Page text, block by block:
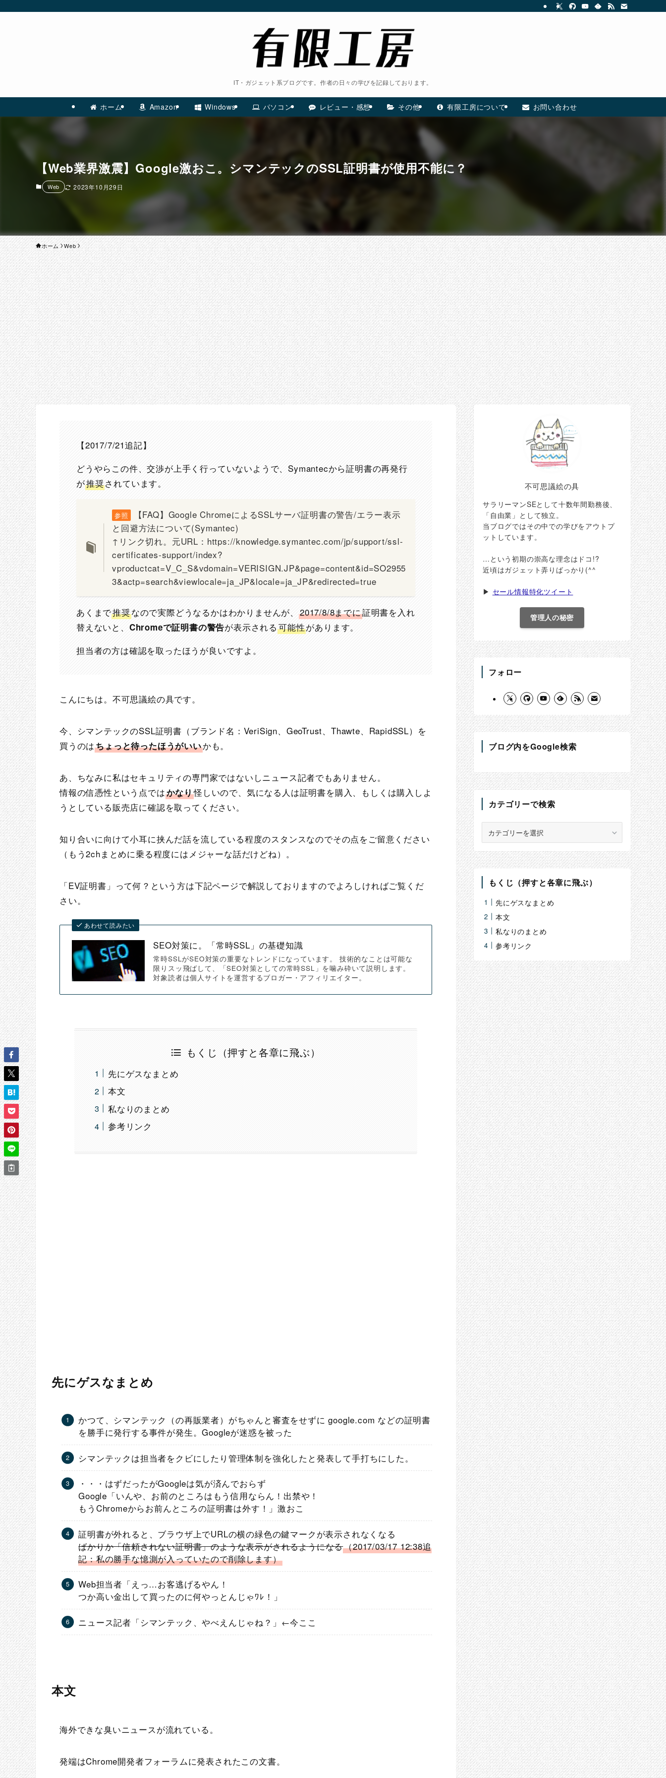
IT・ガジェット系ブログです。作者の日々の学びを記録しております。
ホーム Amazon Windows パソコン レビュー・感想 その他 有限工房について お問い合わせ
【Web業界激震】Google激おこ。シマンテックのSSL証明書が使用不能に？
Web 2023年10月29日
ホーム Web
【2017/7/21追記】
どうやらこの件、交渉が上手く行っていないようで、Symantecから証明書の再発行
が推奨されています。
参照 【FAQ】Google ChromeによるSSLサーバ証明書の警告/エラー表示
と回避方法について(Symantec)
↑リンク切れ。元URL：https://knowledge.symantec.com/jp/support/ssl-
certificates-support/index?
vproductcat=V_C_S&vdomain=VERISIGN.JP&page=content&id=SO2955
3&actp=search&viewlocale=ja_JP&locale=ja_JP&redirected=true
あくまで推奨なので実際どうなるかはわかりませんが、2017/8/8までに証明書を入れ
替えないと、 Chromeで証明書の警告が表示される可能性があります。
担当者の方は確認を取ったほうが良いですよ。
こんにちは。不可思議絵の具です。
今、シマンテックのSSL証明書（ブランド名：VeriSign、GeoTrust、Thawte、RapidSSL）を
買うのはちょっと待ったほうがいいかも。
あ、ちなみに私はセキュリティの専門家ではないしニュース記者でもありません。
情報の信憑性という点ではかなり怪しいので、気になる人は証明書を購入、もしくは購入しよ
うとしている販売店に確認を取ってください。
知り合いに向けて小耳に挟んだ話を流している程度のスタンスなのでその点をご留意ください
（もう2chまとめに乗る程度にはメジャーな話だけどね）。
「EV証明書」って何？という方は下記ページで解説しておりますのでよろしければご覧くだ
さい。
あわせて読みたい
SEO対策に。「常時SSL」の基礎知識
常時SSLがSEO対策の重要なトレンドになっています。 技術的なことは可能な
限りスッ飛ばして、「SEO対策としての常時SSL」を噛み砕いて説明します。
対象読者は個人サイトを運営するブロガー・アフィリエイター。
もくじ（押すと各章に飛ぶ）
先にゲスなまとめ
本文
私なりのまとめ
参考リンク
先にゲスなまとめ
かつて、シマンテック（の再販業者）がちゃんと審査をせずに google.com などの証明書
を勝手に発行する事件が発生。Googleが迷惑を被った
シマンテックは担当者をクビにしたり管理体制を強化したと発表して手打ちにした。
・・・はずだったがGoogleは気が済んでおらず
Google「いんや、お前のところはもう信用ならん！出禁や！
もうChromeからお前んところの証明書は外す！」激おこ
証明書が外れると、ブラウザ上でURLの横の緑色の鍵マークが表示されなくなる
ばかりか「信頼されない証明書」のような表示がされるようになる（2017/03/17 12:38追
記：私の勝手な憶測が入っていたので削除します）
Web担当者「えっ…お客逃げるやん！
つか高い金出して買ったのに何やっとんじゃﾜﾚ！」
ニュース記者「シマンテック、やべえんじゃね？」←今ここ
本文
海外できな臭いニュースが流れている。
発端はChrome開発者フォーラムに発表されたこの文書。
不可思議絵の具
サラリーマンSEとして十数年間勤務後、
「自由業」として独立。
当ブログではその中での学びをアウトプ
ットしています。
…という初期の崇高な理念はドコ!?
近頃はガジェット弄りばっかり(^^ゞ
▶ セール情報特化ツイート
管理人の秘密
フォロー
ブログ内をGoogle検索
カテゴリーで検索
リ
ー
索
もくじ（押すと各章に飛ぶ）
先にゲスなまとめ
本文
私なりのまとめ
参考リンク